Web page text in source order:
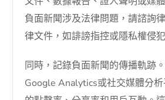
負面新聞涉及法律問題，請諮詢
律文件，如誹謗指控或隱私權侵
同時，記錄負面新聞的傳播軌跡
Google Analytics或社交媒體分